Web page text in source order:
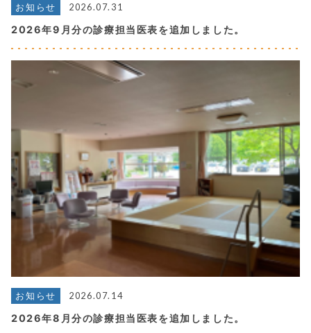
お知らせ 2026.07.31
2026年9月分の診療担当医表を追加しました。
お知らせ 2026.07.14
2026年8月分の診療担当医表を追加しました。